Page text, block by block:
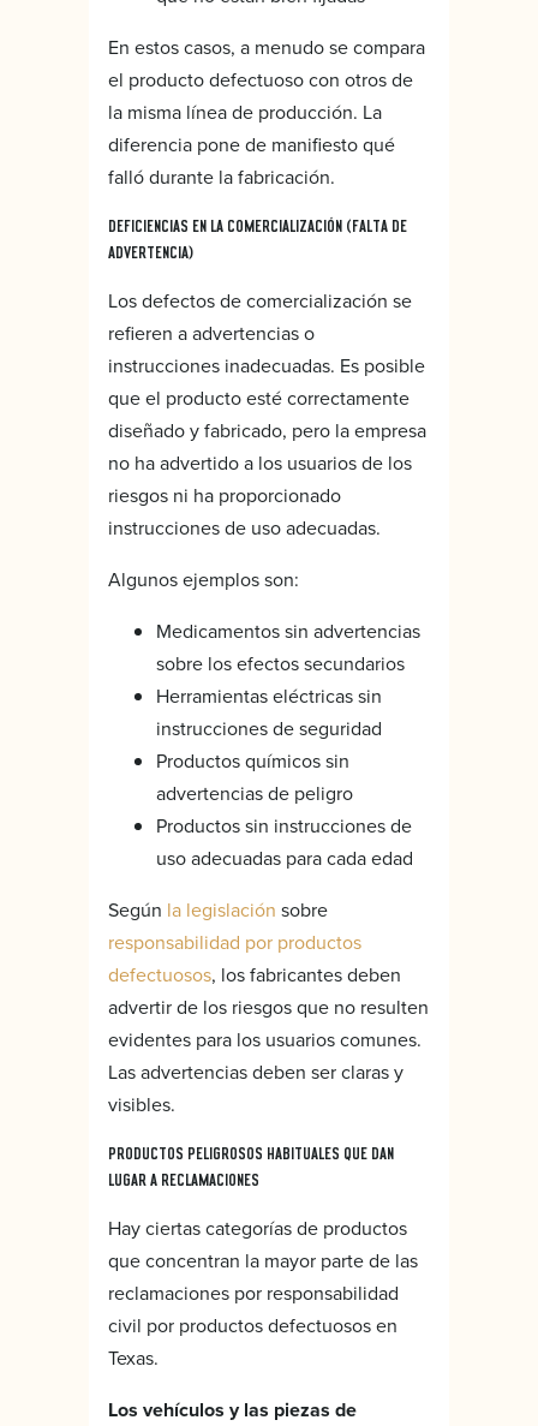
En estos casos, a menudo se compara
el producto defectuoso con otros de
la misma línea de producción. La
diferencia pone de manifiesto qué
falló durante la fabricación.
DEFICIENCIAS EN LA COMERCIALIZACIÓN (FALTA DE
ADVERTENCIA)
Los defectos de comercialización se
refieren a advertencias o
instrucciones inadecuadas. Es posible
que el producto esté correctamente
diseñado y fabricado, pero la empresa
no ha advertido a los usuarios de los
riesgos ni ha proporcionado
instrucciones de uso adecuadas.
Algunos ejemplos son:
Medicamentos sin advertencias
sobre los efectos secundarios
Herramientas eléctricas sin
instrucciones de seguridad
Productos químicos sin
advertencias de peligro
Productos sin instrucciones de
uso adecuadas para cada edad
Según la legislación sobre
responsabilidad por productos
defectuosos, los fabricantes deben
advertir de los riesgos que no resulten
evidentes para los usuarios comunes.
Las advertencias deben ser claras y
visibles.
PRODUCTOS PELIGROSOS HABITUALES QUE DAN
LUGAR A RECLAMACIONES
Hay ciertas categorías de productos
que concentran la mayor parte de las
reclamaciones por responsabilidad
civil por productos defectuosos en
Texas.
Los vehículos y las piezas de